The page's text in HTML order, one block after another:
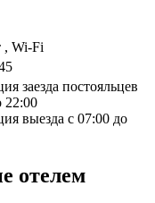
, Wi-Fi
заезда постояльцев
22:00
выезда с 07:00 до
отелем